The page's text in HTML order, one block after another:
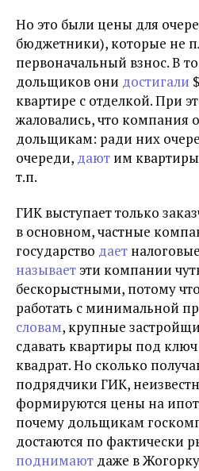
Но это были цены для
бюджетники), которые не
первоначальный взнос. В
дольщиков они достигали
квартире с отделкой. При
жаловались, что компания
дольщикам: ради них
очереди, дают им
т.п.
ГИК выступает только
в основном, частные
государство дает
называетэти компании
бескорыстными, потому
работать с минимальной
словам, крупные
сдавать квартиры под
квадрат. Но сколько
подрядчики ГИК,
формируются цены на
почему дольщикам
достаются по фактически
поднимают даже в